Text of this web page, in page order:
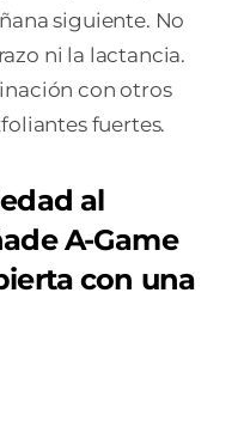
siguiente. No
ni la lactancia.
con otros
fuertes.
al
A-Game
con una